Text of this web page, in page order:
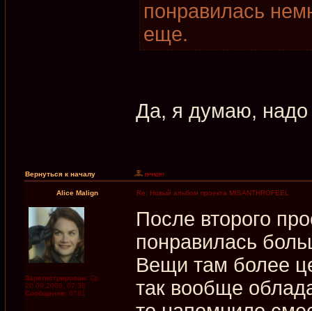
понравилась
еще.
Да, я думаю,
Вернуться к началу
Alice Malign Re: Новый альбом проекта MISANTHROFEEL
Зарегистрирован: Ср
20.09.2006, 07:38
Сообщения: 6781
После второго
понравилась
Вещи там более
так вообще